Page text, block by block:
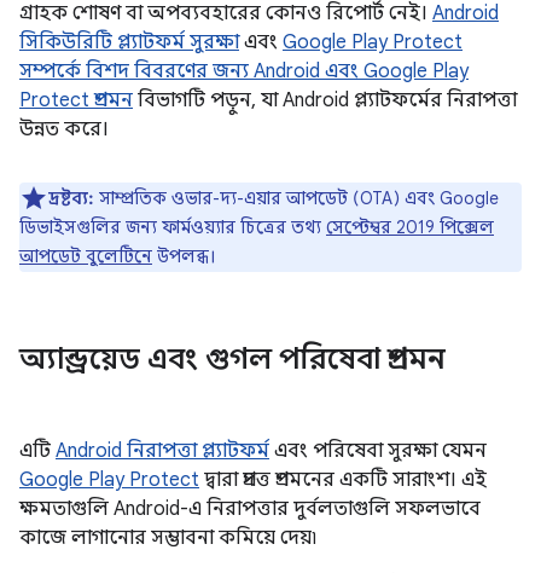
গ্রাহক শোষণ বা অপব্যবহারের কোনও রিপোর্ট নেই। Android
সিকিউরিটি প্ল্যাটফর্ম সুরক্ষাএবং Google Play Protect
সম্পর্কে বিশদ বিবরণের জন্য Android এবং Google Play
Protect প্রশমন বিভাগটি পড়ুন, যা Android প্ল্যাটফর্মের নিরাপত্তা
উন্নত করে।
দ্রষ্টব্য: সাম্প্রতিক ওভার-দ্য-এয়ার আপডেট (OTA) এবং Google
ডিভাইসগুলির জন্য ফার্মওয়্যার চিত্রের তথ্য সেপ্টেম্বর 2019 পিক্সেল
আপডেট বুলেটিনে উপলব্ধ।
অ্যান্ড্রয়েড এবং গুগল পরিষেবা প্রশমন
এটি Android নিরাপত্তা প্ল্যাটফর্ম এবং পরিষেবা সুরক্ষা যেমন
Google Play Protect দ্বারা প্রদত্ত প্রশমনের একটি সারাংশ। এই
ক্ষমতাগুলি Android-এ নিরাপত্তার দুর্বলতাগুলি সফলভাবে
কাজে লাগানোর সম্ভাবনা কমিয়ে দেয়৷